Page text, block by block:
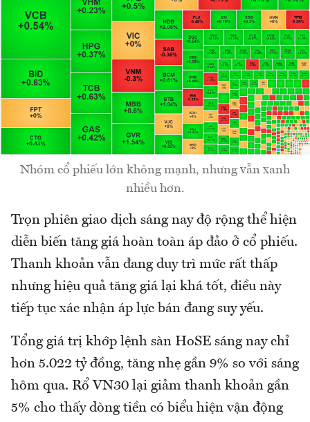
Nhóm cổ phiếu lớn không mạnh, nhưng vẫn xanh
nhiều hơn.
Trọn phiên giao dịch sáng nay độ rộng thể hiện
diễn biến tăng giá hoàn toàn áp đảo ở cổ phiếu.
Thanh khoản vẫn đang duy trì mức rất thấp
nhưng hiệu quả tăng giá lại khá tốt, điều này
tiếp tục xác nhận áp lực bán đang suy yếu.
Tổng giá trị khớp lệnh sàn HoSE sáng nay chỉ
hơn 5.022 tỷ đồng, tăng nhẹ gần 9% so với sáng
hôm qua. Rổ VN30 lại giảm thanh khoản gần
5% cho thấy dòng tiền có biểu hiện vận động